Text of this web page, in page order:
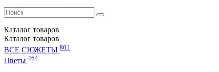
Каталог товаров
Каталог товаров
ВСЕ СЮЖЕТЫ 801
Цветы 464